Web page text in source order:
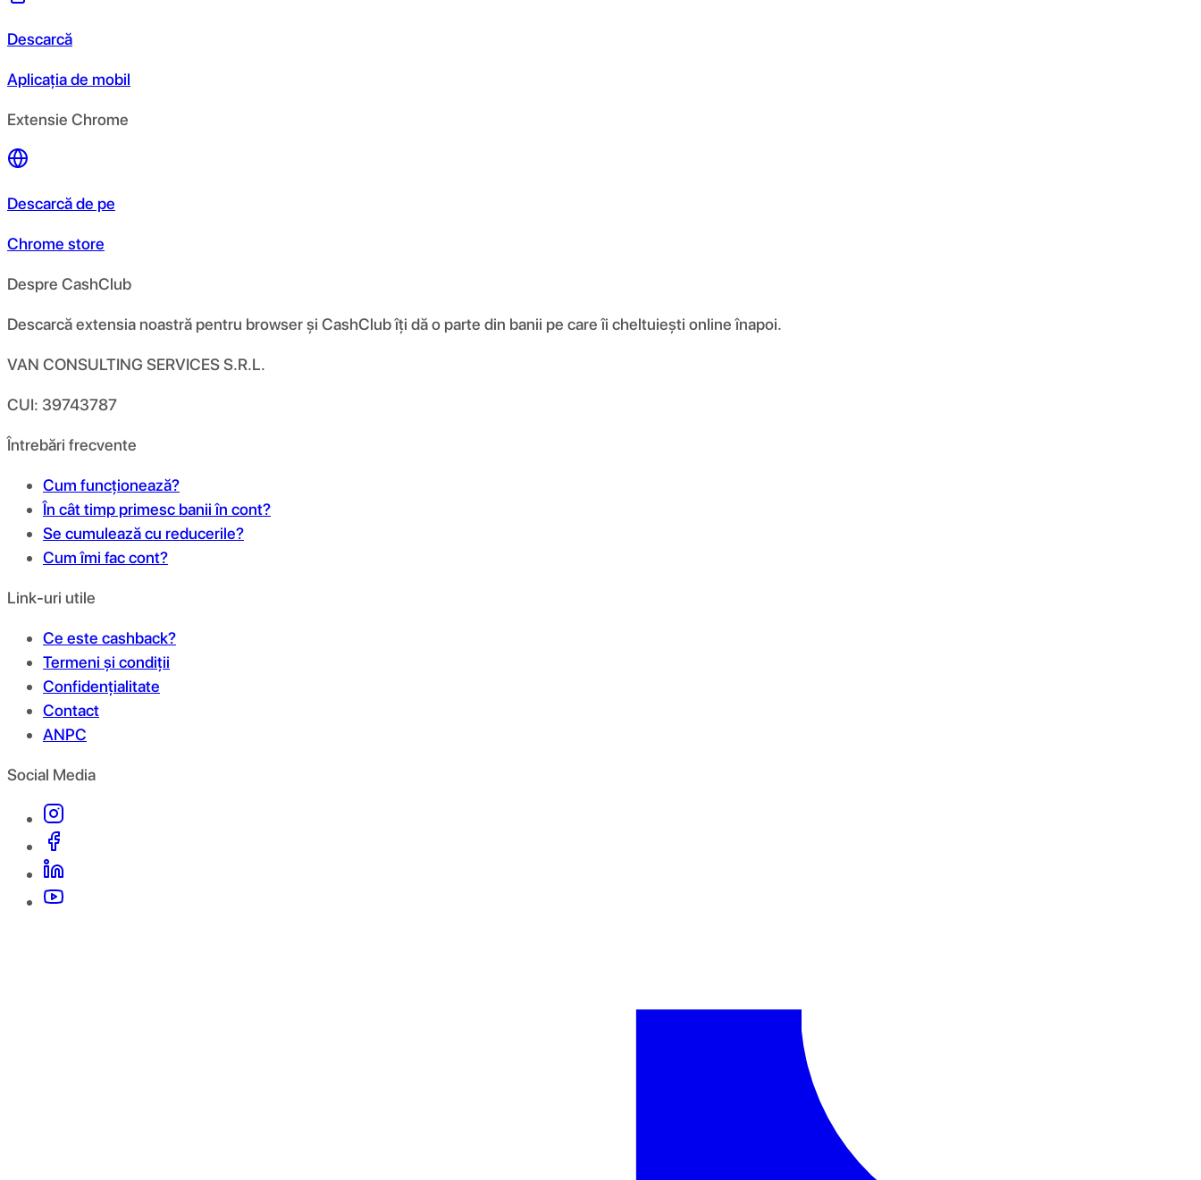
Descarcă
Aplicația de mobil
Extensie Chrome
Descarcă de pe
Chrome store
Despre CashClub
Descarcă extensia noastră pentru browser și CashClub îți dă o parte din banii pe care îi cheltuiești online înapoi.
VAN CONSULTING SERVICES S.R.L.
CUI: 39743787
Întrebări frecvente
Cum funcționează?
În cât timp primesc banii în cont?
Se cumulează cu reducerile?
Cum îmi fac cont?
Link-uri utile
Ce este cashback?
Termeni și condiții
Confidențialitate
Contact
ANPC
Social Media